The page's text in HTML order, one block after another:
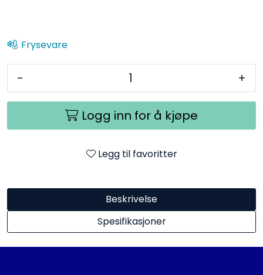
Frysevare
- +
Logg inn for å kjøpe
Legg til favoritter
Beskrivelse
Spesifikasjoner